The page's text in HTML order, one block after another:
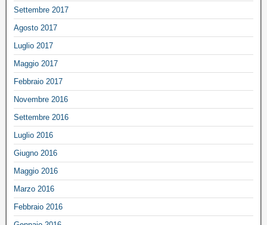
Settembre 2017
Agosto 2017
Luglio 2017
Maggio 2017
Febbraio 2017
Novembre 2016
Settembre 2016
Luglio 2016
Giugno 2016
Maggio 2016
Marzo 2016
Febbraio 2016